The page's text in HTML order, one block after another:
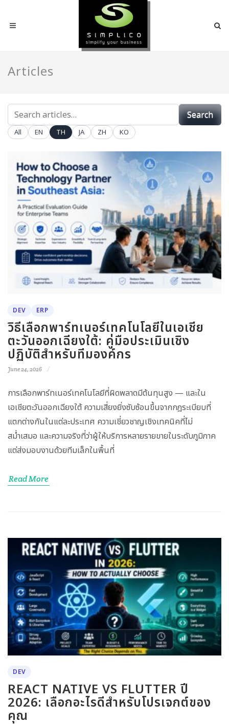
Articles
ARTICLES
Search
All EN TH JA ZH KO
DEV ERP
วิธีเลือกพาร์ทเนอร์เทคโนโลยีในเอเชีย
ตะวันออกเฉียงใต้: คู่มือประเมินเชิง
ปฏิบัติสำหรับทีมองค์กร
June 24, 2026
การเลือกพาร์ทเนอร์เทคโนโลยีที่ผิดพลาดมีต้นทุนสูง — และใน
เอเชียตะวันออกเฉียงใต้ ความเสี่ยงยิ่งซับซ้อนขึ้นจากกฎระเบียบที่
แตกต่างกันในแต่ละประเทศ ความเชี่ยวชาญเชิงเทคนิคที่ไม่
สม่ำเสมอ และความจริงที่ว่าผู้ให้บริการหลายรายขายในระดับภูมิภาค
แต่ส่งมอบงานด้วยทีมเล็กในพื้นที่
Read More
DEV
REACT NATIVE VS FLUTTER ปี
2026: เลือกอะไรดีสำหรับโปรเจกต์ของ
คุณ